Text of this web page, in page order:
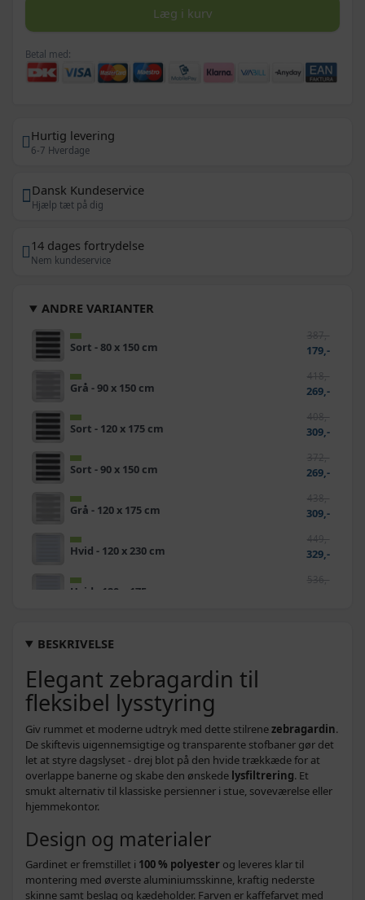
Læg i kurv
Betal med:
Hurtig levering
6-7 Hverdage
Dansk Kundeservice
Hjælp tæt på dig
14 dages fortrydelse
Nem kundeservice
BESKRIVELSE
Elegant zebragardin til
fleksibel lysstyring
Giv rummet et moderne udtryk med dette stilrenezebragardin.
De skiftevis uigennemsigtige og transparente stofbaner gør det
let at styre dagslyset - drej blot på den hvide trækkæde for at
overlappe banerne og skabe den ønskede lysfiltrering. Et
smukt alternativ til klassiske persienner i stue, soveværelse eller
hjemmekontor.
Design og materialer
Gardinet er fremstillet i 100 % polyester og leveres klar til
montering med øverste aluminiumsskinne, kraftig nederste
skinne samt beslag og kædeholder. Farven er kaffefarvet med
ANDRE VARIANTER
Sort - 80 x 150 cm
387,-
179,-
Grå - 90 x 150 cm
418,-
269,-
Sort - 120 x 175 cm
408,-
309,-
Sort - 90 x 150 cm
372,-
269,-
Grå - 120 x 175 cm
438,-
309,-
Hvid - 120 x 230 cm
449,-
329,-
Hvid - 120 x 175 cm
536,-
Sort - 70 x 120 cm
Hvid - 70 x 120 cm
Hvid - 90 x 150 cm
368,-
259,-
Grå - 140 x 175 cm
584,-
329,-
Hvid - 140 x 175 cm
Sort - 50 x 100 cm 219,-